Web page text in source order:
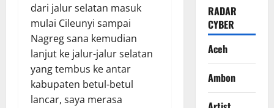
dari jalur selatan masuk
mulai Cileunyi sampai
Nagreg sana kemudian
lanjut ke jalur-jalur selatan
yang tembus ke antar
kabupaten betul-betul
lancar, saya merasa
RADAR
CYBER
Aceh
Ambon